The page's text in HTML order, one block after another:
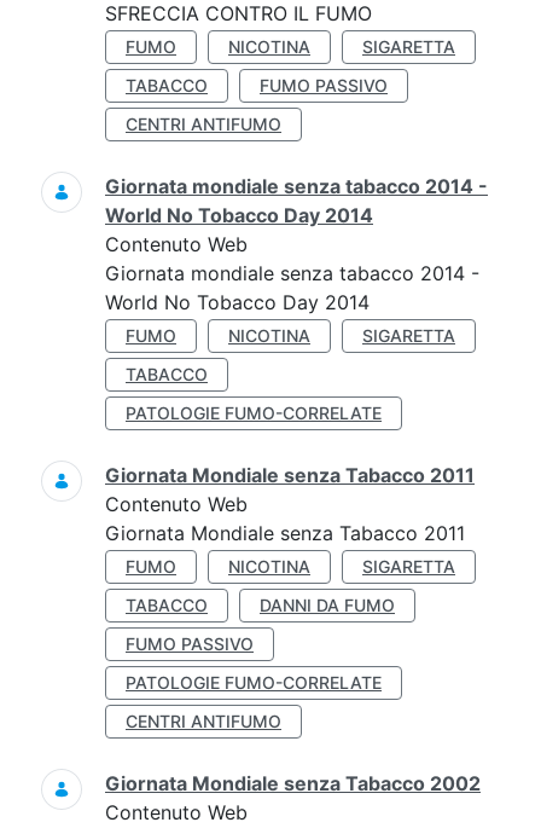
SFRECCIA CONTRO IL FUMO
FUMO NICOTINA
SIGARETTA
TABACCO
FUMO PASSIVO
CENTRI ANTIFUMO
Giornata mondiale senza tabacco 2014 -
World No Tobacco Day 2014
Contenuto Web
Giornata mondiale senza tabacco 2014 -
World No Tobacco Day 2014
FUMO NICOTINA
SIGARETTA
TABACCO
PATOLOGIE FUMO-CORRELATE
Giornata Mondiale senza Tabacco 2011
Contenuto Web
Giornata Mondiale senza Tabacco 2011
FUMO NICOTINA
SIGARETTA
TABACCO
DANNI DA FUMO
FUMO PASSIVO
PATOLOGIE FUMO-CORRELATE
CENTRI ANTIFUMO
Giornata Mondiale senza Tabacco 2002
Contenuto Web